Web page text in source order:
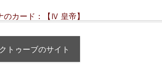
のカード：【Ⅳ 皇帝】
トゥーブのサイト